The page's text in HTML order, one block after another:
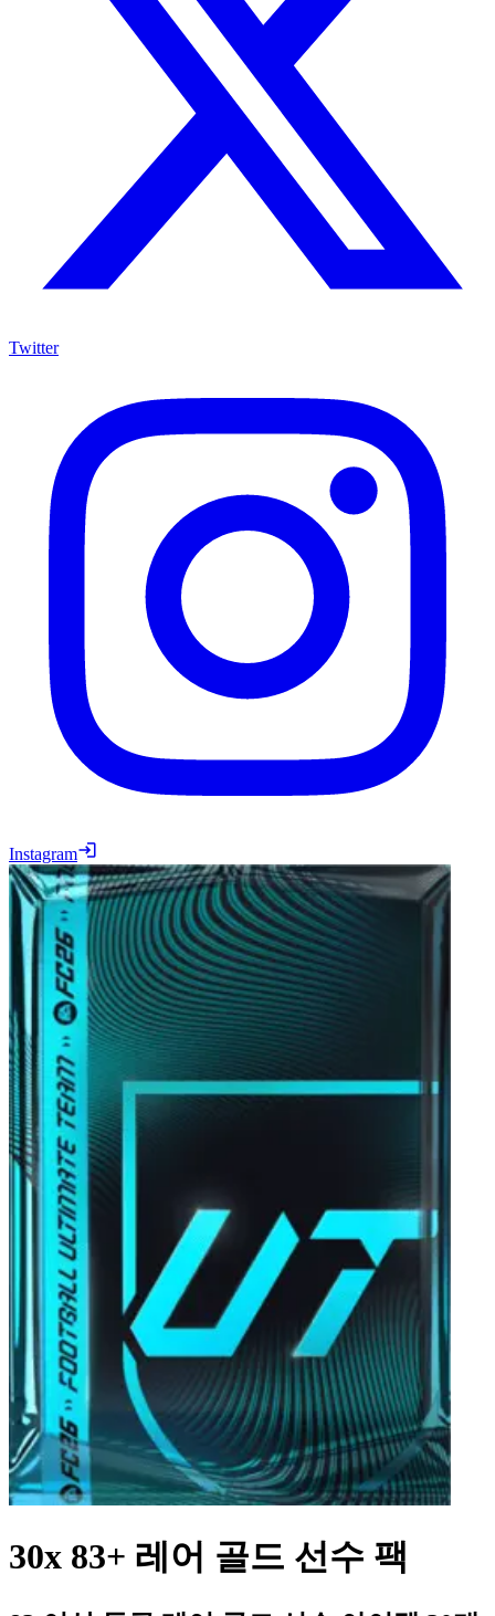
Twitter
Instagram
30x 83+ 레어 골드 선수 팩